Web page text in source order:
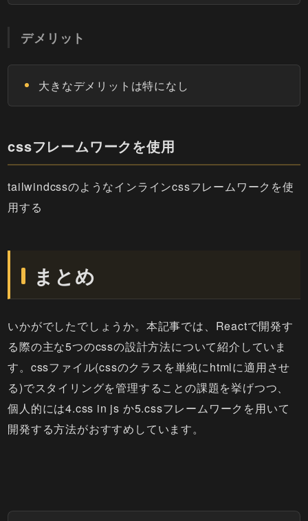
デメリット
大きなデメリットは特になし
cssフレームワークを使用
tailwindcssのようなインラインcssフレームワークを使
用する
まとめ
いかがでしたでしょうか。本記事では、Reactで開発す
る際の主な5つのcssの設計方法について紹介していま
す。cssファイル(cssのクラスを単純にhtmlに適用させ
る)でスタイリングを管理することの課題を挙げつつ、
個人的には4.css in js か5.cssフレームワークを用いて
開発する方法がおすすめしています。